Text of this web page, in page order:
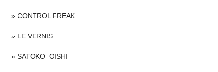
CONTROL FREAK
LE VERNIS
SATOKO_OISHI